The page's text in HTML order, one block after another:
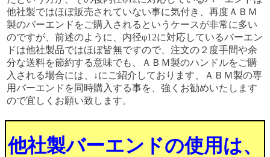
他社製ではほぼ販売されていない事に気付き、再度ＡＢＭ
製のバーエンドをご購入されるというケースが非常に多い
のですが、前述のように、内径φ12に対応しているバーエン
ドは他社製品ではほぼ皆無ですので、注文の２度手間や余
分な送料を節約する意味でも、ＡＢＭ製のハンドルをご購
入される場合には、↓にご紹介しております、ＡＢＭ製の専
用バーエンドを同時購入する事を、強くお勧めいたします
ので宜しくお願い致します。
他社製バーエンドの使用は、